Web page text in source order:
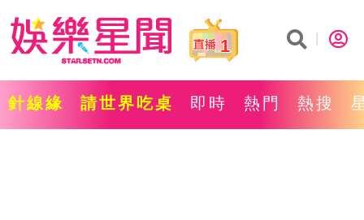
1
針線緣 請世界吃桌 即時 熱門 熱搜